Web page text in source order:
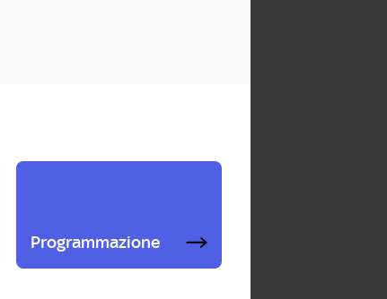
Programmazione